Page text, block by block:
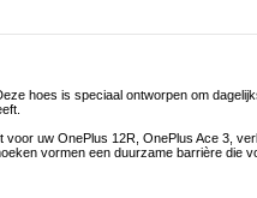
hoes is speciaal ontworpen om
uw OnePlus 12R, OnePlus Ace 3,
vormen een duurzame barrière die